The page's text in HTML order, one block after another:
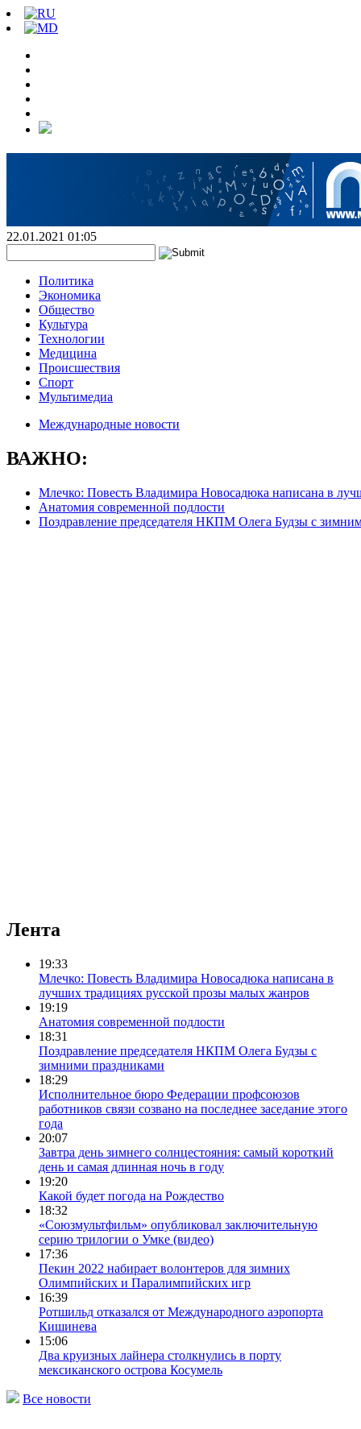
22.01.2021 01:05
Политика
Экономика
Общество
Культура
Технологии
Медицина
Происшествия
Спорт
Мультимедиа
Международные новости
ВАЖНО:
Млечко: Повесть Владимира Новосадюка написана в
Анатомия современной подлости
Поздравление председателя НКПМ Олега Будзы с
Лента
19:33
Млечко: Повесть Владимира Новосадюка написана в
лучших традициях русской прозы малых жанров
19:19
Анатомия современной подлости
18:31
Поздравление председателя НКПМ Олега Будзы с
зимними праздниками
18:29
Исполнительное бюро Федерации профсоюзов
работников связи созвано на последнее заседание этого
года
20:07
Завтра день зимнего солнцестояния: самый короткий
день и самая длинная ночь в году
19:20
Какой будет погода на Рождество
18:32
«Союзмультфильм» опубликовал заключительную
серию трилогии о Умке (видео)
17:36
Пекин 2022 набирает волонтеров для зимних
Олимпийских и Паралимпийских игр
16:39
Ротшильд отказался от Международного аэропорта
Кишинева
15:06
Два круизных лайнера столкнулись в порту
мексиканского острова Косумель
Все новости